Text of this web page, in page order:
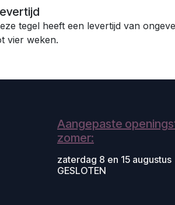
tegel heeft een levertijd van
vier weken.
Aangepaste
zomer:
zaterdag 8 en 15 augustus
GESLOTEN